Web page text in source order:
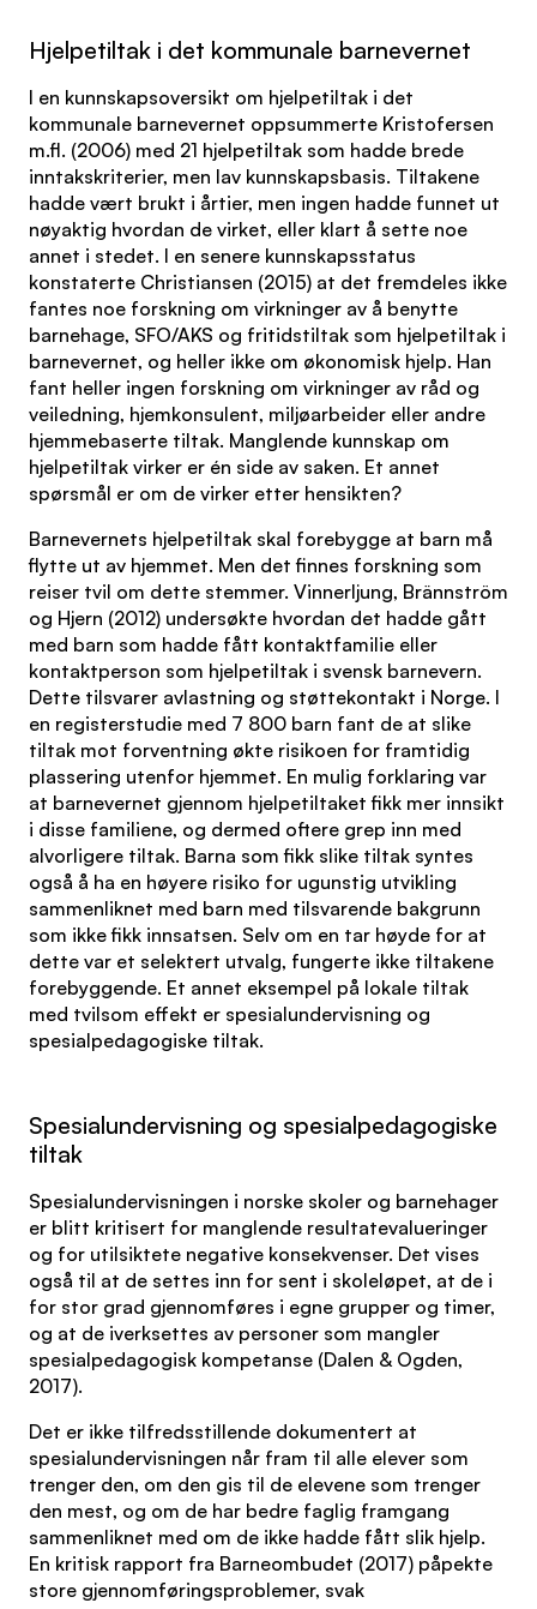
Hjelpetiltak i det kommunale barnevernet
I en kunnskapsoversikt om hjelpetiltak i det
kommunale barnevernet oppsummerte Kristofersen
m.fl. (2006) med 21 hjelpetiltak som hadde brede
inntakskriterier, men lav kunnskapsbasis. Tiltakene
hadde vært brukt i årtier, men ingen hadde funnet ut
nøyaktig hvordan de virket, eller klart å sette noe
annet i stedet. I en senere kunnskapsstatus
konstaterte Christiansen (2015) at det fremdeles ikke
fantes noe forskning om virkninger av å benytte
barnehage, SFO/AKS og fritidstiltak som hjelpetiltak i
barnevernet, og heller ikke om økonomisk hjelp. Han
fant heller ingen forskning om virkninger av råd og
veiledning, hjemkonsulent, miljøarbeider eller andre
hjemmebaserte tiltak. Manglende kunnskap om
hjelpetiltak virker er én side av saken. Et annet
spørsmål er om de virker etter hensikten?
Barnevernets hjelpetiltak skal forebygge at barn må
flytte ut av hjemmet. Men det finnes forskning som
reiser tvil om dette stemmer. Vinnerljung, Brännström
og Hjern (2012) undersøkte hvordan det hadde gått
med barn som hadde fått kontaktfamilie eller
kontaktperson som hjelpetiltak i svensk barnevern.
Dette tilsvarer avlastning og støttekontakt i Norge. I
en registerstudie med 7 800 barn fant de at slike
tiltak mot forventning økte risikoen for framtidig
plassering utenfor hjemmet. En mulig forklaring var
at barnevernet gjennom hjelpetiltaket fikk mer innsikt
i disse familiene, og dermed oftere grep inn med
alvorligere tiltak. Barna som fikk slike tiltak syntes
også å ha en høyere risiko for ugunstig utvikling
sammenliknet med barn med tilsvarende bakgrunn
som ikke fikk innsatsen. Selv om en tar høyde for at
dette var et selektert utvalg, fungerte ikke tiltakene
forebyggende. Et annet eksempel på lokale tiltak
med tvilsom effekt er spesialundervisning og
spesialpedagogiske tiltak.
Spesialundervisning og spesialpedagogiske
tiltak
Spesialundervisningen i norske skoler og barnehager
er blitt kritisert for manglende resultatevalueringer
og for utilsiktete negative konsekvenser. Det vises
også til at de settes inn for sent i skoleløpet, at de i
for stor grad gjennomføres i egne grupper og timer,
og at de iverksettes av personer som mangler
spesialpedagogisk kompetanse (Dalen & Ogden,
2017).
Det er ikke tilfredsstillende dokumentert at
spesialundervisningen når fram til alle elever som
trenger den, om den gis til de elevene som trenger
den mest, og om de har bedre faglig framgang
sammenliknet med om de ikke hadde fått slik hjelp.
En kritisk rapport fra Barneombudet (2017) påpekte
store gjennomføringsproblemer, svak